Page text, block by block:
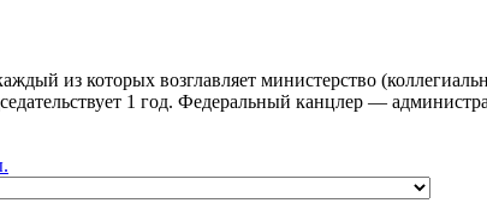
из которых возглавляет министерство
1 год. Федеральный канцлер —